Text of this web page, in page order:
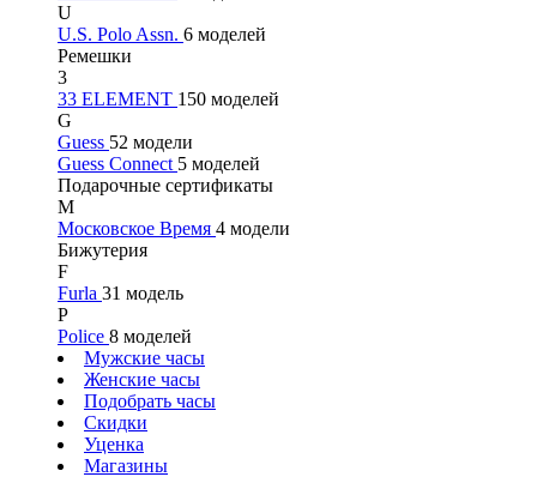
U
U.S. Polo Assn. 6 моделей
Ремешки
3
33 ELEMENT 150 моделей
G
Guess 52 модели
Guess Connect 5 моделей
Подарочные сертификаты
М
Московское Время 4 модели
Бижутерия
F
Furla 31 модель
P
Police 8 моделей
Мужские часы
Женские часы
Подобрать часы
Скидки
Уценка
Магазины